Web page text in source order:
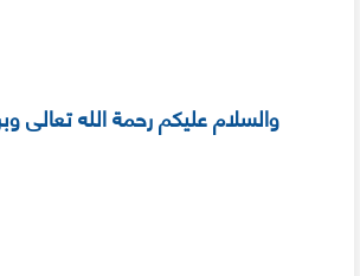
والسلام عليكم رحمة الله تعالى